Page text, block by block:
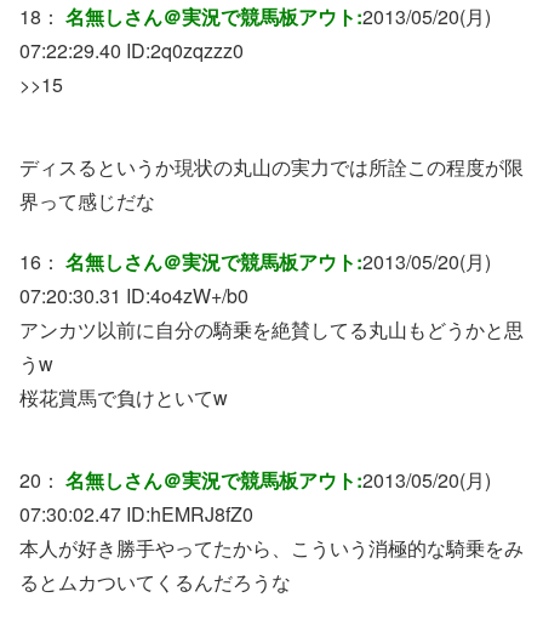
18： 名無しさん＠実況で競馬板アウト:2013/05/20(月)
07:22:29.40 ID:2q0zqzzz0
>>15
ディスるというか現状の丸山の実力では所詮この程度が限
界って感じだな
16： 名無しさん＠実況で競馬板アウト:2013/05/20(月)
07:20:30.31 ID:4o4zW+/b0
アンカツ以前に自分の騎乗を絶賛してる丸山もどうかと思
うw
桜花賞馬で負けといてw
20： 名無しさん＠実況で競馬板アウト:2013/05/20(月)
07:30:02.47 ID:hEMRJ8fZ0
本人が好き勝手やってたから、こういう消極的な騎乗をみ
るとムカついてくるんだろうな